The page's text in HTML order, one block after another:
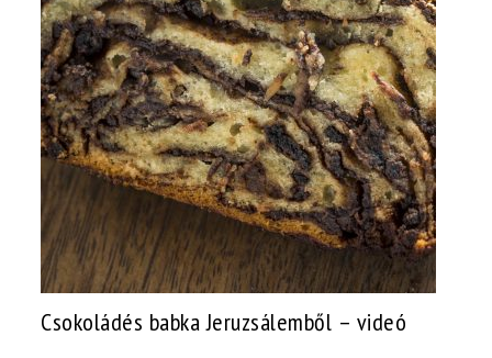
Csokoládés babka Jeruzsálemből – videó